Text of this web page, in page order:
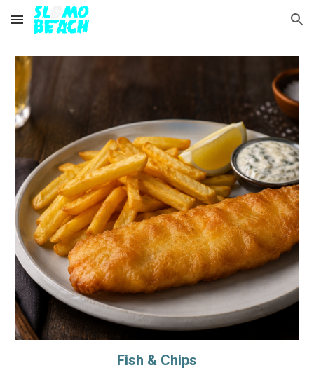
Skip to main content Skip to navigation
Fish & Chips